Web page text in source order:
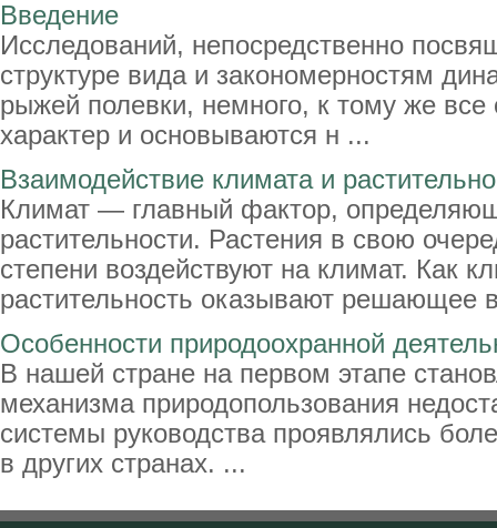
Введение
Исследований, непосредственно
структуре вида и закономерностям
рыжей полевки, немного, к тому же все
характер и основываются н ...
Взаимодействие климата и
Климат — главный фактор,
растительности. Растения в свою
степени воздействуют на климат. Как
растительность оказывают решающее
Особенности природоохранной
В нашей стране на первом этапе
механизма природопользования
системы руководства проявлялись
в других странах. ...